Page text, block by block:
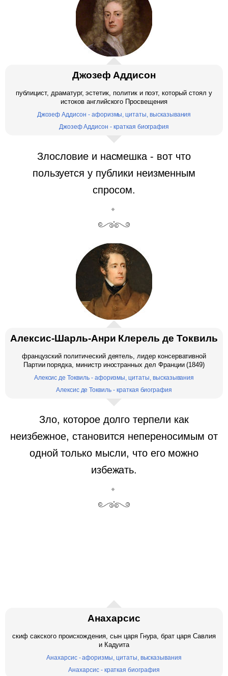
Джозеф Аддисон
публицист, драматург, эстетик, политик и поэт, который стоял у
истоков английского Просвещения
Джозеф Аддисон - афоризмы, цитаты, высказывания
Джозеф Аддисон - краткая биография
Злословие и насмешка - вот что
пользуется у публики неизменным
спросом.
Алексис-Шарль-Анри Клерель де Токвиль
французский политический деятель, лидер консервативной
Партии порядка, министр иностранных дел Франции (1849)
Алексис де Токвиль - афоризмы, цитаты, высказывания
Алексис де Токвиль - краткая биография
Зло, которое долго терпели как
неизбежное, становится непереносимым от
одной только мысли, что его можно
избежать.
Анахарсис
скиф сакского происхождения, сын царя Гнура, брат царя Савлия
и Кадуита
Анахарсис - афоризмы, цитаты, высказывания
Анахарсис - краткая биография